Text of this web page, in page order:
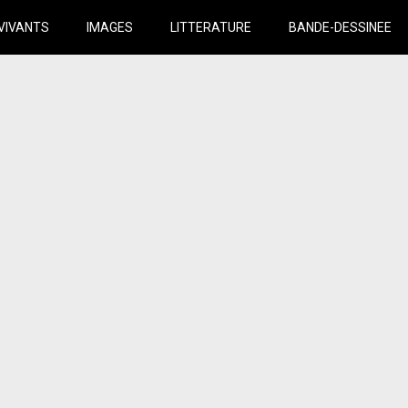
IMAGES LITTERATURE BANDE-DESSINEE